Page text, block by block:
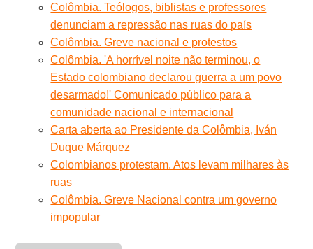
Colômbia. Teólogos, biblistas e professores
denunciam a repressão nas ruas do país
Colômbia. Greve nacional e protestos
Colômbia. 'A horrível noite não terminou, o
Estado colombiano declarou guerra a um povo
desarmado!' Comunicado público para a
comunidade nacional e internacional
Carta aberta ao Presidente da Colômbia, Iván
Duque Márquez
Colombianos protestam. Atos levam milhares às
ruas
Colômbia. Greve Nacional contra um governo
impopular